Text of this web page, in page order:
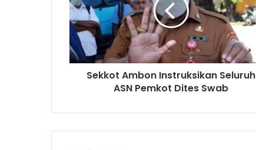
Sekkot Ambon Instruksikan Seluruh
ASN Pemkot Dites Swab